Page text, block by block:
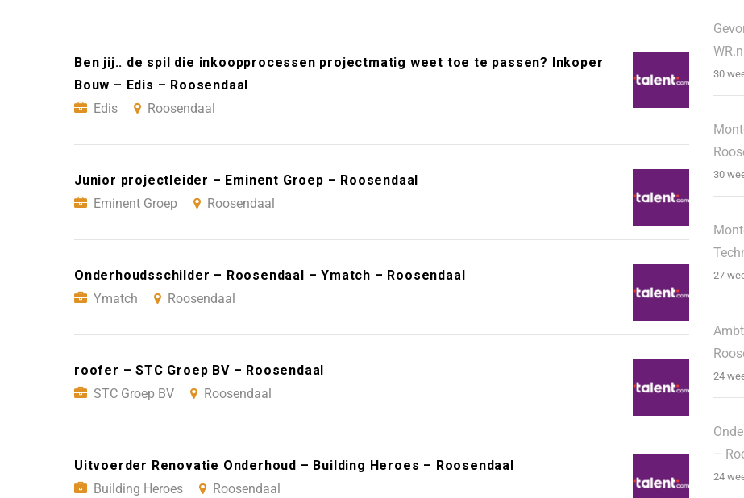
Ben jij.. de spil die inkoopprocessen projectmatig weet toe te passen? Inkoper
Bouw – Edis – Roosendaal
Edis
Roosendaal
Junior projectleider – Eminent Groep – Roosendaal
Eminent Groep
Roosendaal
Onderhoudsschilder – Roosendaal – Ymatch – Roosendaal
Ymatch
Roosendaal
roofer – STC Groep BV – Roosendaal
STC Groep BV
Roosendaal
Uitvoerder Renovatie Onderhoud – Building Heroes – Roosendaal
Building Heroes
Roosendaal
30
30
27
24
–
24